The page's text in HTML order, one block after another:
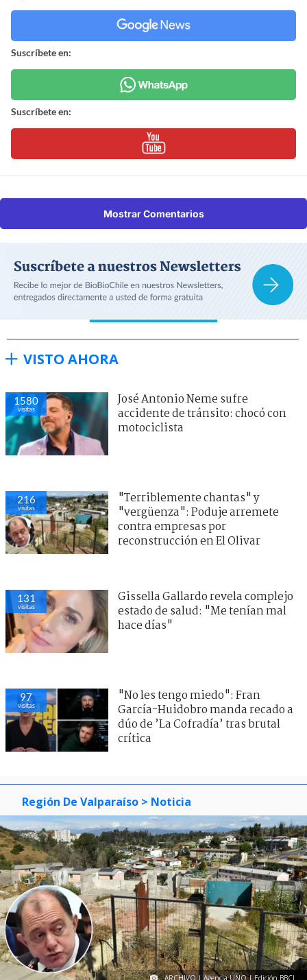
Suscríbete en:
Suscríbete en:
Mostrar Comentarios
VISTO AHORA
1580
visitas
José Antonio Neme sufre
accidente de tránsito: chocó con
motociclista
216
visitas
"Terriblemente chantas" y
"vergüenza": Poduje arremete
contra empresas por
reconstrucción en El Olivar
131
visitas
Gissella Gallardo revela complejo
estado de salud: "Me tenían mal
hace días"
97
visitas
"No les tengo miedo": Fran
García-Huidobro manda recado a
dúo de ’La Cofradía’ tras brutal
crítica
Región De Valparaíso > Noticia